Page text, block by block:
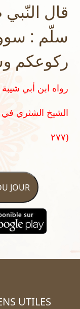
قال
سلّم :
ركوعكم
٢٧٧)
JOUR
UTILES